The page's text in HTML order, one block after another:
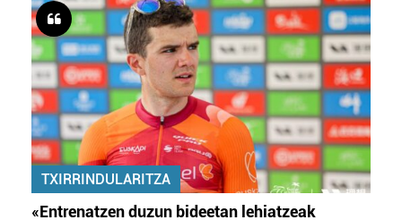
TXIRRINDULARITZA
«Entrenatzen duzun bideetan lehiatzeak